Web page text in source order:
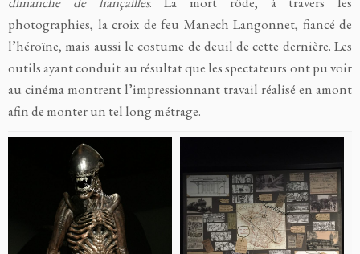
photographies, la croix de feu Manech Langonnet, fiancé de
l’héroïne, mais aussi le costume de deuil de cette dernière. Les
outils ayant conduit au résultat que les spectateurs ont pu voir
au cinéma montrent l’impressionnant travail réalisé en amont
afin de monter un tel long métrage.